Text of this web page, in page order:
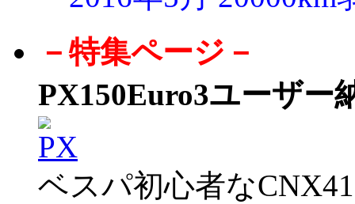
－特集ページ－
PX150Euro3ユーザー
ベスパ初心者な